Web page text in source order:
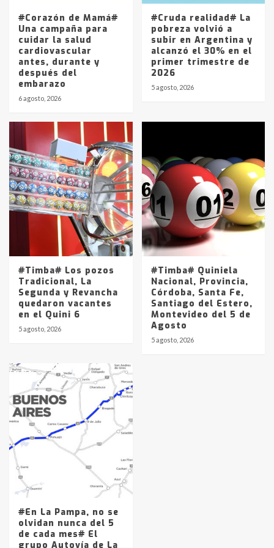
#Corazón de Mamá#
Una campaña para
cuidar la salud
cardiovascular
antes, durante y
después del
embarazo
6 agosto, 2026
#Cruda realidad# La
pobreza volvió a
subir en Argentina y
alcanzó el 30% en el
primer trimestre de
2026
5 agosto, 2026
#Timba# Los pozos
Tradicional, La
Segunda y Revancha
quedaron vacantes
en el Quini 6
5 agosto, 2026
#Timba# Quiniela
Nacional, Provincia,
Córdoba, Santa Fe,
Santiago del Estero,
Montevideo del 5 de
Agosto
5 agosto, 2026
#En La Pampa, no se
olvidan nunca del 5
de cada mes# El
grupo Autovía de La